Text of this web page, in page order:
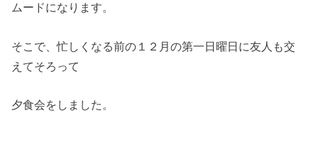
ムードになります。
そこで、忙しくなる前の１２月の第一日曜日に友人も交
えてそろって
夕食会をしました。